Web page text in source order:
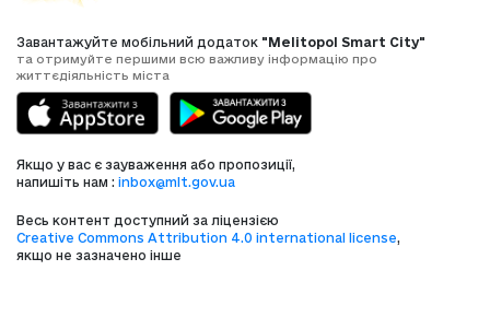
Завантажуйте мобільний додаток "Melitopol Smart City"
та отримуйте першими всю важливу інформацію про
життєдіяльність міста
Якщо у вас є зауваження або пропозиції,
напишіть нам : inbox@mlt.gov.ua
Весь контент доступний за ліцензією
Creative Commons Attribution 4.0 international license,
якщо не зазначено інше